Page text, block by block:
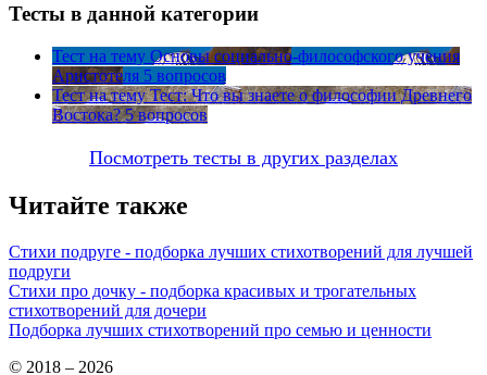
Тесты в данной категории
Тест на тему Основы социально-философского учения
Аристотеля 5 вопросов
Тест на тему Тест: Что вы знаете о философии Древнего
Востока? 5 вопросов
Посмотреть тесты в других разделах
Читайте также
Стихи подруге - подборка лучших стихотворений для лучшей
подруги
Стихи про дочку - подборка красивых и трогательных
стихотворений для дочери
Подборка лучших стихотворений про семью и ценности
© 2018 – 2026